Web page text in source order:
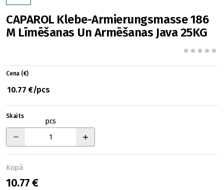
CAPAROL Klebe-Armierungsmasse 186
M Līmēšanas Un Armēšanas Java 25KG
Cena (€)
10.77 €/pcs
Skaits
pcs
Kopā
10.77 €